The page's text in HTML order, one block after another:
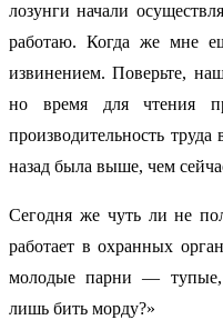
лозунги начали
работаю. Когда же мне
извинением. Поверьте,
но время для чтения
производительность труда
назад была выше, чем
Сегодня же чуть ли не
работает в охранных
молодые парни — тупые,
лишь бить морду?»